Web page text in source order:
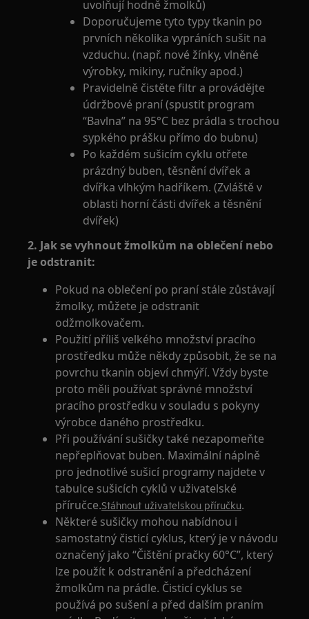
uvolňují hodně žmolků)
Doporučujeme tyto typy tkanin po
prvních několika vypráních sušit na
vzduchu. (např. nové žínky, vlněné
výrobky, mikiny, ručníky apod.)
Pravidelně čistěte filtr a provádějte
údržbové praní (spustit program
“Bavlna” na 95°C bez prádla s trochou
sypkého prášku přímo do bubnu)
Po každém sušicím cyklu otřete
prázdný buben, těsnění dvířek a
dvířka vlhkým hadříkem. (Zvláště v
oblasti horní části dvířek a těsnění
dvířek)
2. Jak se vyhnout žmolkům na oblečení nebo
je odstranit:
Pokud na oblečení po praní stále zůstávají
žmolky, můžete je odstranit
odžmolkovačem.
Použití příliš velkého množství pracího
prostředku může někdy způsobit, že se na
povrchu tkanin objeví chmýří. Vždy byste
proto měli používat správné množství
pracího prostředku v souladu s pokyny
výrobce daného prostředku.
Při používání sušičky také nezapomeňte
nepřeplňovat buben. Maximální náplně
pro jednotlivé sušicí programy najdete v
tabulce sušicích cyklů v uživatelské
příručce.Stáhnout uživatelskou příručku.
Některé sušičky mohou nabídnou i
samostatný čisticí cyklus, který je v návodu
označený jako “Čištění pračky 60°C”, který
lze použít k odstranění a předcházení
žmolkům na prádle. Čisticí cyklus se
používá po sušení a před dalším praním